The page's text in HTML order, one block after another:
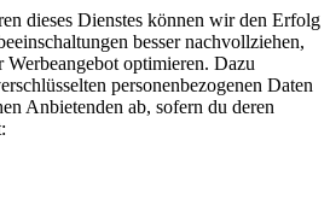
dieses Dienstes können wir den Erfolg
besser nachvollziehen,
Werbeangebot optimieren. Dazu
personenbezogenen Daten
Anbietenden ab, sofern du deren